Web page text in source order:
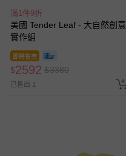
滿1件9折
美國 Tender Leaf - 大自然創意
實作組
即將售完
$2592 $3380
已售出 1